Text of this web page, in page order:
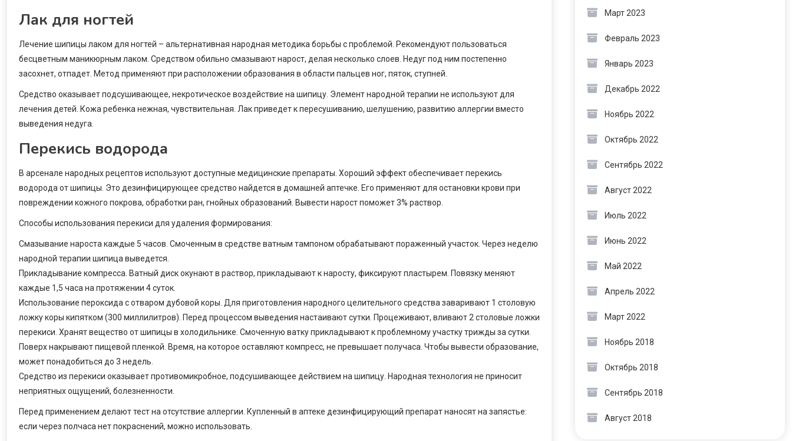
Лак для ногтей
Лечение шипицы лаком для ногтей – альтернативная народная методика борьбы с проблемой. Рекомендуют пользоваться
бесцветным маникюрным лаком. Средством обильно смазывают нарост, делая несколько слоев. Недуг под ним постепенно
засохнет, отпадет. Метод применяют при расположении образования в области пальцев ног, пяток, ступней.
Средство оказывает подсушивающее, некротическое воздействие на шипицу. Элемент народной терапии не используют для
лечения детей. Кожа ребенка нежная, чувствительная. Лак приведет к пересушиванию, шелушению, развитию аллергии вместо
выведения недуга.
Перекись водорода
В арсенале народных рецептов используют доступные медицинские препараты. Хороший эффект обеспечивает перекись
водорода от шипицы. Это дезинфицирующее средство найдется в домашней аптечке. Его применяют для остановки крови при
повреждении кожного покрова, обработки ран, гнойных образований. Вывести нарост поможет 3% раствор.
Способы использования перекиси для удаления формирования:
Смазывание нароста каждые 5 часов. Смоченным в средстве ватным тампоном обрабатывают пораженный участок. Через неделю
народной терапии шипица выведется.
Прикладывание компресса. Ватный диск окунают в раствор, прикладывают к наросту, фиксируют пластырем. Повязку меняют
каждые 1,5 часа на протяжении 4 суток.
Использование пероксида с отваром дубовой коры. Для приготовления народного целительного средства заваривают 1 столовую
ложку коры кипятком (300 миллилитров). Перед процессом выведения настаивают сутки. Процеживают, вливают 2 столовые ложки
перекиси. Хранят вещество от шипицы в холодильнике. Смоченную ватку прикладывают к проблемному участку трижды за сутки.
Поверх накрывают пищевой пленкой. Время, на которое оставляют компресс, не превышает получаса. Чтобы вывести образование,
может понадобиться до 3 недель.
Средство из перекиси оказывает противомикробное, подсушивающее действием на шипицу. Народная технология не приносит
неприятных ощущений, болезненности.
Перед применением делают тест на отсутствие аллергии. Купленный в аптеке дезинфицирующий препарат наносят на запястье:
если через полчаса нет покраснений, можно использовать.
Март 2023
Февраль 2023
Январь 2023
Декабрь 2022
Ноябрь 2022
Октябрь 2022
Сентябрь 2022
Август 2022
Июль 2022
Июнь 2022
Май 2022
Апрель 2022
Март 2022
Ноябрь 2018
Октябрь 2018
Сентябрь 2018
Август 2018